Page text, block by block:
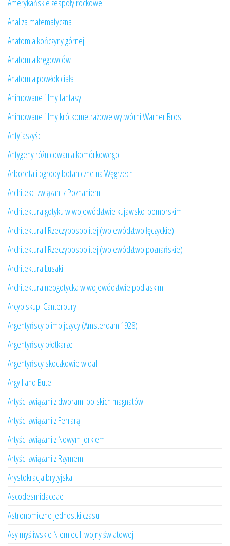
Amerykańskie zespoły rockowe
Analiza matematyczna
Anatomia kończyny górnej
Anatomia kręgowców
Anatomia powłok ciała
Animowane filmy fantasy
Animowane filmy krótkometrażowe wytwórni Warner Bros.
Antyfaszyści
Antygeny różnicowania komórkowego
Arboreta i ogrody botaniczne na Węgrzech
Architekci związani z Poznaniem
Architektura gotyku w województwie kujawsko-pomorskim
Architektura I Rzeczypospolitej (województwo łęczyckie)
Architektura I Rzeczypospolitej (województwo poznańskie)
Architektura Lusaki
Architektura neogotycka w województwie podlaskim
Arcybiskupi Canterbury
Argentyńscy olimpijczycy (Amsterdam 1928)
Argentyńscy płotkarze
Argentyńscy skoczkowie w dal
Argyll and Bute
Artyści związani z dworami polskich magnatów
Artyści związani z Ferrarą
Artyści związani z Nowym Jorkiem
Artyści związani z Rzymem
Arystokracja brytyjska
Ascodesmidaceae
Astronomiczne jednostki czasu
Asy myśliwskie Niemiec II wojny światowej